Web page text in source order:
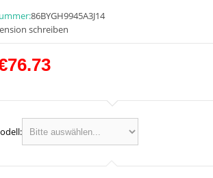
86BYGH9945A3J14
schreiben